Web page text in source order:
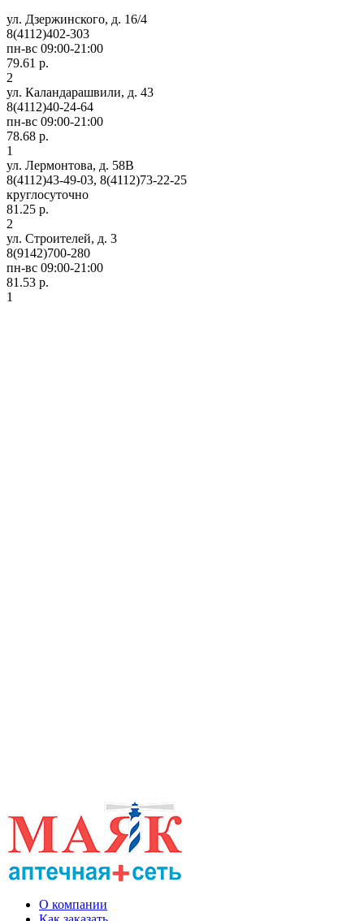
ул. Дзержинского, д. 16/4
8(4112)402-303
пн-вс 09:00-21:00
79.61 р.
2
ул. Каландарашвили, д. 43
8(4112)40-24-64
пн-вс 09:00-21:00
78.68 р.
1
ул. Лермонтова, д. 58В
8(4112)43-49-03, 8(4112)73-22-25
круглосуточно
81.25 р.
2
ул. Строителей, д. 3
8(9142)700-280
пн-вс 09:00-21:00
81.53 р.
1
О компании